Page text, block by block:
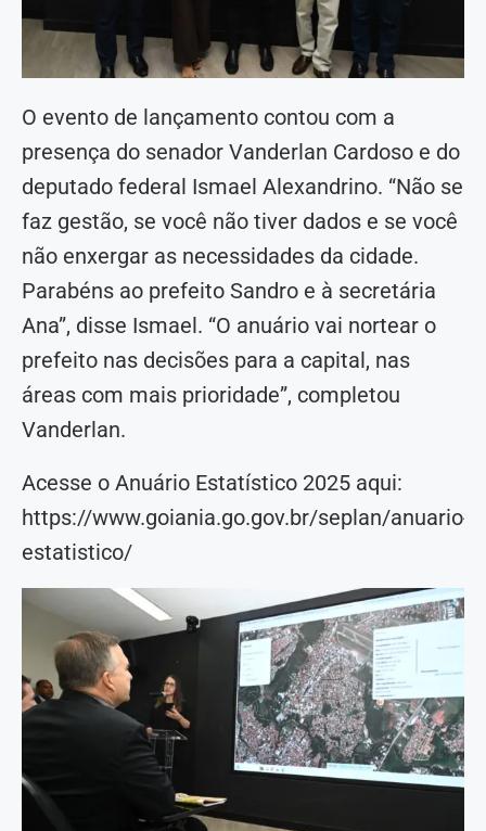
O evento de lançamento contou com a
presença do senador Vanderlan Cardoso e do
deputado federal Ismael Alexandrino. “Não se
faz gestão, se você não tiver dados e se você
não enxergar as necessidades da cidade.
Parabéns ao prefeito Sandro e à secretária
Ana”, disse Ismael. “O anuário vai nortear o
prefeito nas decisões para a capital, nas
áreas com mais prioridade”, completou
Vanderlan.
Acesse o Anuário Estatístico 2025 aqui:
https://www.goiania.go.gov.br/seplan/anuario-
estatistico/